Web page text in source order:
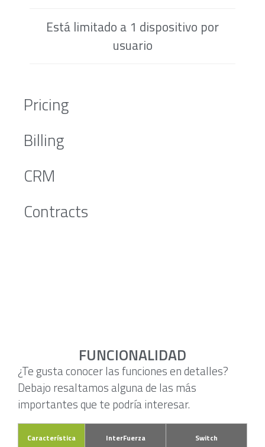
Está limitado a 1 dispositivo por
usuario
Pricing
Billing
CRM
Contracts
FUNCIONALIDAD
¿Te gusta conocer las funciones en detalles?
Debajo resaltamos alguna de las más
importantes que te podría interesar.
Característica InterFuerza Switch